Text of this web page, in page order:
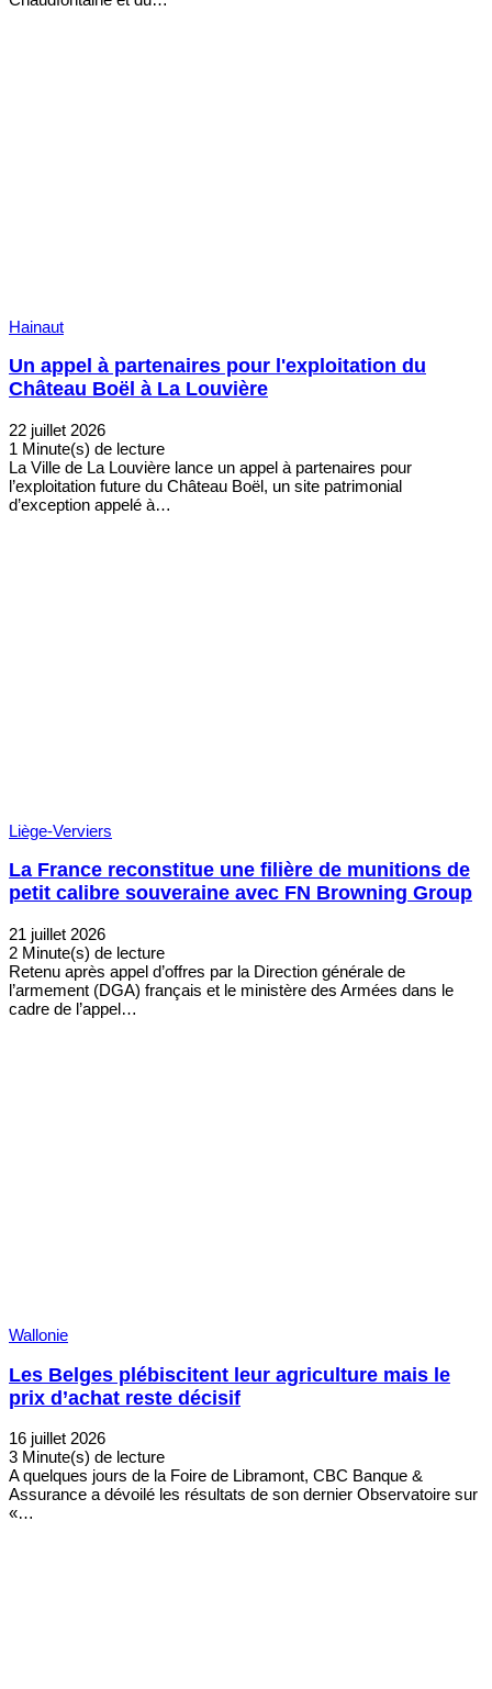
Hainaut
Un appel à partenaires pour l'exploitation du
Château Boël à La Louvière
22 juillet 2026
1 Minute(s) de lecture
La Ville de La Louvière lance un appel à partenaires pour
l’exploitation future du Château Boël, un site patrimonial
d’exception appelé à…
Liège-Verviers
La France reconstitue une filière de munitions de
petit calibre souveraine avec FN Browning Group
21 juillet 2026
2 Minute(s) de lecture
Retenu après appel d’offres par la Direction générale de
l’armement (DGA) français et le ministère des Armées dans le
cadre de l’appel…
Wallonie
Les Belges plébiscitent leur agriculture mais le
prix d’achat reste décisif
16 juillet 2026
3 Minute(s) de lecture
A quelques jours de la Foire de Libramont, CBC Banque &
Assurance a dévoilé les résultats de son dernier Observatoire sur
«…